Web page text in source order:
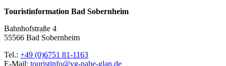
Touristinformation Bad Sobernheim
Bahnhofstraße 4
55566 Bad Sobernheim
Tel.: +49 (0)6751 81-1163
E-Mail: touristinfo@vg-nahe-glan.de